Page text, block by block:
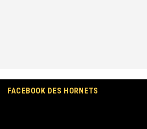
FACEBOOK DES HORNETS